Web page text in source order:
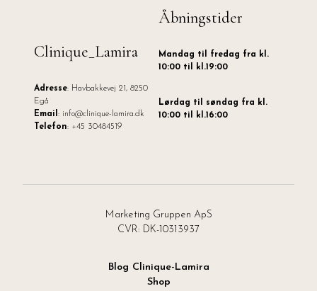
Clinique_Lamira
Adresse: Havbakkevej 21, 8250
Egå
Email : info@clinique-lamira.dk
Telefon: +45 30484519
Åbningstider
Mandag til fredag fra kl.
10:00 til kl.19:00
Lørdag til søndag fra kl.
10:00 til kl.16:00
Marketing Gruppen ApS
CVR: DK-10313937
Blog Clinique-Lamira
Shop